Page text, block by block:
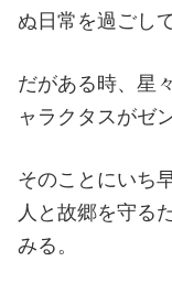
ぬ日常を過ごし
だがある時、星
ャラクタスがゼ
そのことにいち
人と故郷を守る
みる。